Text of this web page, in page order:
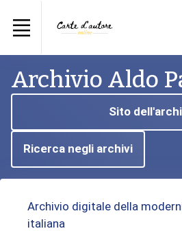
Archivio Aldo
Sito
Ricerca negli archivi
Archivio digitale della
italiana